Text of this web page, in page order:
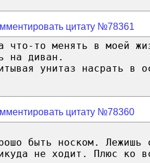
цитату №78361
что-то менять в моей
на диван.
унитаз насрать в
цитату №78360
быть носком.
не ходит. Плюс ко